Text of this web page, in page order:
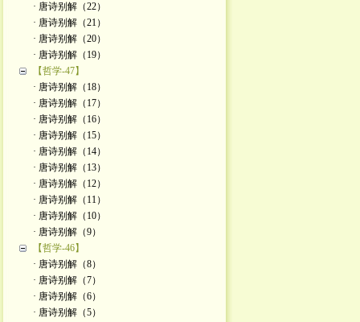
· 唐诗别解（22）
· 唐诗别解（21）
· 唐诗别解（20）
· 唐诗别解（19）
【哲学-47】
· 唐诗别解（18）
· 唐诗别解（17）
· 唐诗别解（16）
· 唐诗别解（15）
· 唐诗别解（14）
· 唐诗别解（13）
· 唐诗别解（12）
· 唐诗别解（11）
· 唐诗别解（10）
· 唐诗别解（9）
【哲学-46】
· 唐诗别解（8）
· 唐诗别解（7）
· 唐诗别解（6）
· 唐诗别解（5）